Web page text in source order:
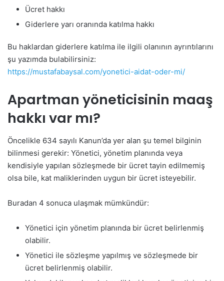
Ücret hakkı
Giderlere yarı oranında katılma hakkı
Bu haklardan giderlere katılma ile ilgili olanının ayrıntılarını
şu yazımda bulabilirsiniz:
https://mustafabaysal.com/yonetici-aidat-oder-mi/
Apartman yöneticisinin maaş
hakkı var mı?
Öncelikle 634 sayılı Kanun’da yer alan şu temel bilginin
bilinmesi gerekir: Yönetici, yönetim planında veya
kendisiyle yapılan sözleşmede bir ücret tayin edilmemiş
olsa bile, kat maliklerinden uygun bir ücret isteyebilir.
Buradan 4 sonuca ulaşmak mümkündür:
Yönetici için yönetim planında bir ücret belirlenmiş
olabilir.
Yönetici ile sözleşme yapılmış ve sözleşmede bir
ücret belirlenmiş olabilir.